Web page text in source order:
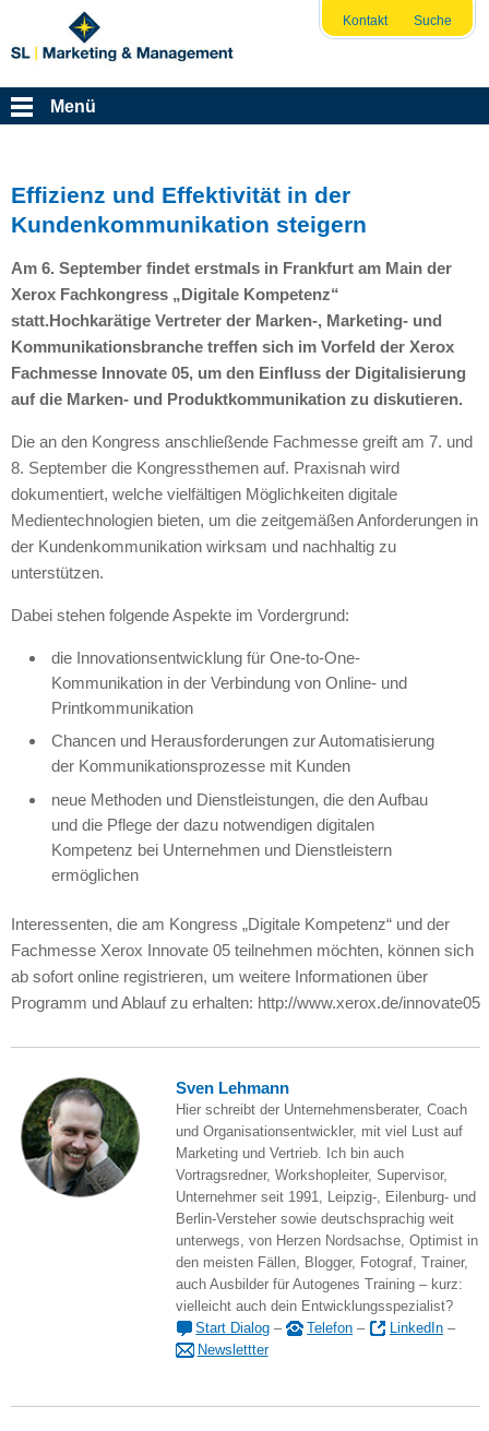
Kontakt Suche
Menü
Effizienz und Effektivität in der
Kundenkommunikation steigern
Am 6. September findet erstmals in Frankfurt am Main der
Xerox Fachkongress „Digitale Kompetenz“
statt.Hochkarätige Vertreter der Marken-, Marketing- und
Kommunikationsbranche treffen sich im Vorfeld der Xerox
Fachmesse Innovate 05, um den Einfluss der Digitalisierung
auf die Marken- und Produktkommunikation zu diskutieren.
Die an den Kongress anschließende Fachmesse greift am 7. und
8. September die Kongressthemen auf. Praxisnah wird
dokumentiert, welche vielfältigen Möglichkeiten digitale
Medientechnologien bieten, um die zeitgemäßen Anforderungen in
der Kundenkommunikation wirksam und nachhaltig zu
unterstützen.
Dabei stehen folgende Aspekte im Vordergrund:
die Innovationsentwicklung für One-to-One-
Kommunikation in der Verbindung von Online- und
Printkommunikation
Chancen und Herausforderungen zur Automatisierung
der Kommunikationsprozesse mit Kunden
neue Methoden und Dienstleistungen, die den Aufbau
und die Pflege der dazu notwendigen digitalen
Kompetenz bei Unternehmen und Dienstleistern
ermöglichen
Interessenten, die am Kongress „Digitale Kompetenz“ und der
Fachmesse Xerox Innovate 05 teilnehmen möchten, können sich
ab sofort online registrieren, um weitere Informationen über
Programm und Ablauf zu erhalten: http://www.xerox.de/innovate05
Sven Lehmann
Hier schreibt der Unternehmensberater, Coach
und Organisationsentwickler, mit viel Lust auf
Marketing und Vertrieb. Ich bin auch
Vortragsredner, Workshopleiter, Supervisor,
Unternehmer seit 1991, Leipzig-, Eilenburg- und
Berlin-Versteher sowie deutschsprachig weit
unterwegs, von Herzen Nordsachse, Optimist in
den meisten Fällen, Blogger, Fotograf, Trainer,
auch Ausbilder für Autogenes Training – kurz:
vielleicht auch dein Entwicklungsspezialist?
Start Dialog – Telefon – LinkedIn –
Newslettter